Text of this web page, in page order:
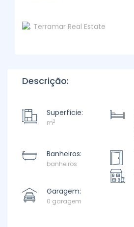
Descrição:
Superfície:
m2
Banheiros:
banheiros
Garagem:
0 garagem